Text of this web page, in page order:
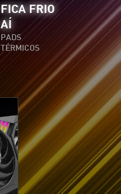
FICA FRIO
AÍ
PADS
TÉRMICOS